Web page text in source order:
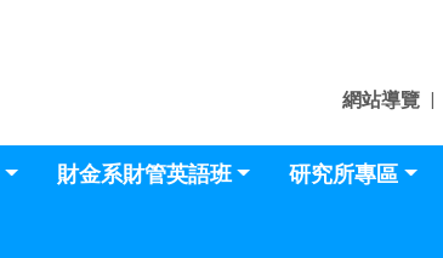
網站導覽 |
財金系財管英語班 研究所專區